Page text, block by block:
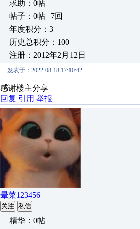
求助：0帖
帖子：0帖 | 7回
年度积分：3
历史总积分：100
注册：2012年2月12日
发表于：2022-08-18 17:10:42
感谢楼主分享
回复 引用 举报
晕菜123456
关注 私信
精华：0帖